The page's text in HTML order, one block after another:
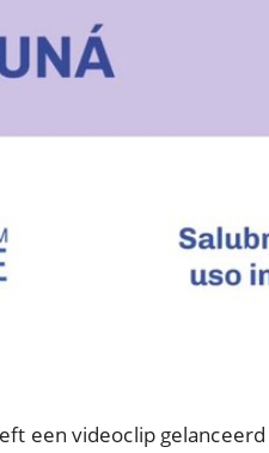
een videoclip